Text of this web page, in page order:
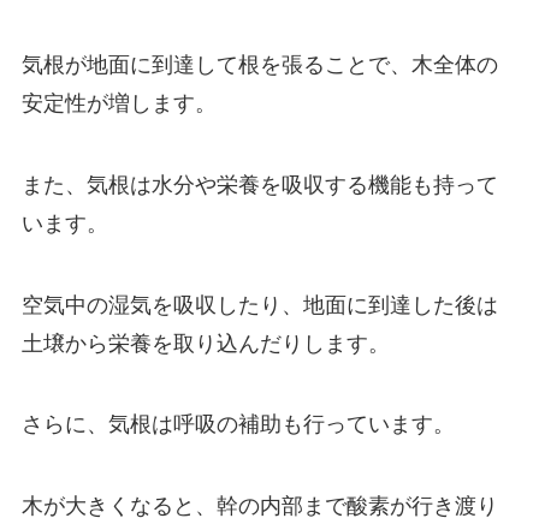
気根が地面に到達して根を張ることで、木全体の
安定性が増します。
また、気根は水分や栄養を吸収する機能も持って
います。
空気中の湿気を吸収したり、地面に到達した後は
土壌から栄養を取り込んだりします。
さらに、気根は呼吸の補助も行っています。
木が大きくなると、幹の内部まで酸素が行き渡り